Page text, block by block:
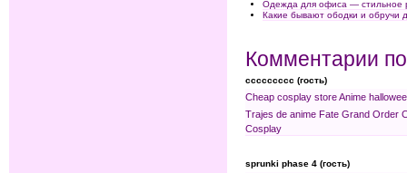
Одежда для офиса — стильное
Какие бывают ободки и обручи
Комментарии
ccccccccc (гость)
Cheap cosplay storeAnime
Trajes de anime Fate Grand Order
Cosplay
sprunki phase 4 (гость)